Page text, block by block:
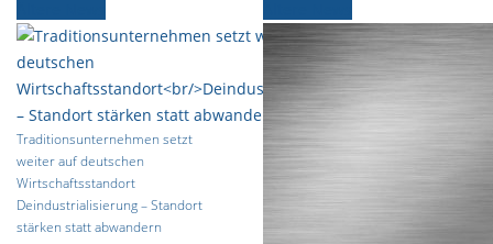
Traditionsunternehmen setzt
weiter auf deutschen
Wirtschaftsstandort
Deindustrialisierung – Standort
stärken statt abwandern